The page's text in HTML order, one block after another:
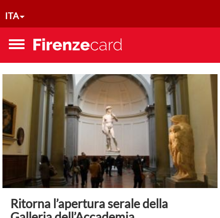
ITA
Toggle
Ritorna l’apertura serale della